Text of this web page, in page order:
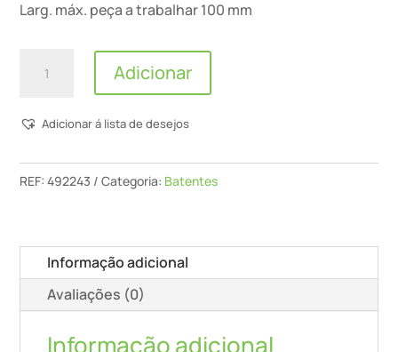
Larg. máx. peça a trabalhar 100 mm
Quantidade
Paralelo
Ts
Adicionar
Adicionar á lista de desejos
REF:492243 Categoria: Batentes
Informação adicional
Avaliações (0)
Informação adicional